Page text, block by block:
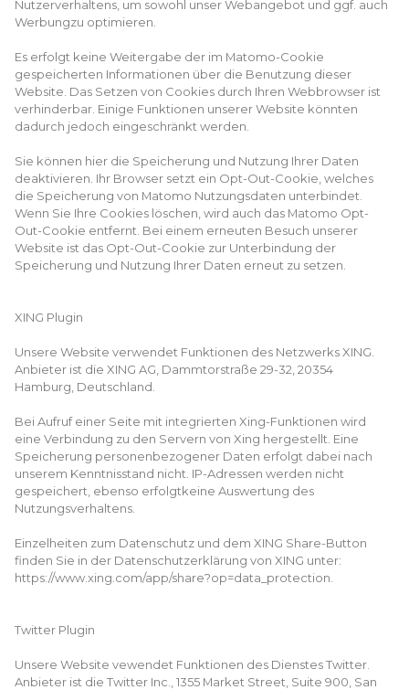
Nutzerverhaltens, um sowohl unser Webangebot und ggf. auch
Werbungzu optimieren.
Es erfolgt keine Weitergabe der im Matomo-Cookie
gespeicherten Informationen über die Benutzung dieser
Website. Das Setzen von Cookies durch Ihren Webbrowser ist
verhinderbar. Einige Funktionen unserer Website könnten
dadurch jedoch eingeschränkt werden.
Sie können hier die Speicherung und Nutzung Ihrer Daten
deaktivieren. Ihr Browser setzt ein Opt-Out-Cookie, welches
die Speicherung von Matomo Nutzungsdaten unterbindet.
Wenn Sie Ihre Cookies löschen, wird auch das Matomo Opt-
Out-Cookie entfernt. Bei einem erneuten Besuch unserer
Website ist das Opt-Out-Cookie zur Unterbindung der
Speicherung und Nutzung Ihrer Daten erneut zu setzen.
XING Plugin
Unsere Website verwendet Funktionen des Netzwerks XING.
Anbieter ist die XING AG, Dammtorstraße 29-32, 20354
Hamburg, Deutschland.
Bei Aufruf einer Seite mit integrierten Xing-Funktionen wird
eine Verbindung zu den Servern von Xing hergestellt. Eine
Speicherung personenbezogener Daten erfolgt dabei nach
unserem Kenntnisstand nicht. IP-Adressen werden nicht
gespeichert, ebenso erfolgtkeine Auswertung des
Nutzungsverhaltens.
Einzelheiten zum Datenschutz und dem XING Share-Button
finden Sie in der Datenschutzerklärung von XING unter:
https://www.xing.com/app/share?op=data_protection.
Twitter Plugin
Unsere Website vewendet Funktionen des Dienstes Twitter.
Anbieter ist die Twitter Inc., 1355 Market Street, Suite 900, San